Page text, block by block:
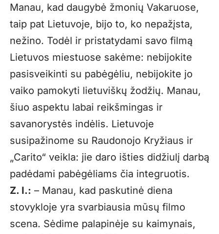
Manau, kad daugybė žmonių Vakaruose,
taip pat Lietuvoje, bijo to, ko nepažįsta,
nežino. Todėl ir pristatydami savo filmą
Lietuvos miestuose sakėme: nebijokite
pasisveikinti su pabėgėliu, nebijokite jo
vaiko pamokyti lietuviškų žodžių. Manau,
šiuo aspektu labai reikšmingas ir
savanorystės indėlis. Lietuvoje
susipažinome su Raudonojo Kryžiaus ir
„Carito“ veikla: jie daro išties didžiulį darbą
padėdami pabėgėliams čia integruotis.
Z. I.: – Manau, kad paskutinė diena
stovykloje yra svarbiausia mūsų filmo
scena. Sėdime palapinėje su kaimynais,